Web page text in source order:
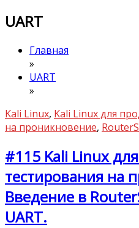
UART
Главная
»
UART
»
Kali Linux, Kali Linux для
на проникновение,
#115 Kali Linux
тестирования на
Введение в
UART.